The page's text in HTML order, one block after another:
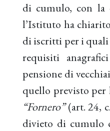
di cumulo, con la
l’Istituto ha
di iscritti per i
requisiti
pensione di
quello previsto per
“Fornero”(art. 24,
divieto di cumulo